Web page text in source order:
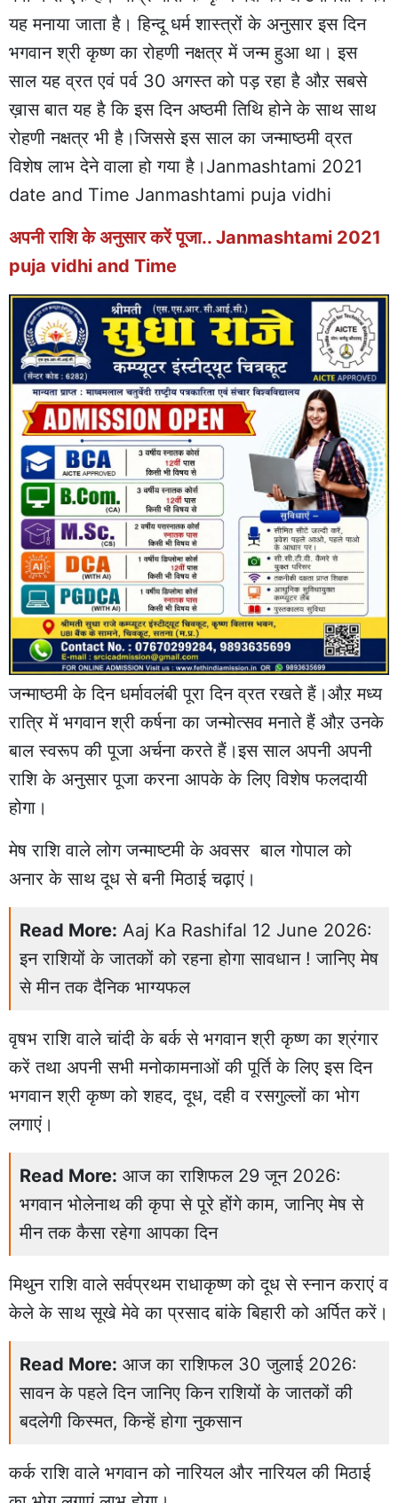
यह मनाया जाता है। हिन्दू धर्म शास्त्रों के अनुसार इस दिन
भगवान श्री कृष्ण का रोहणी नक्षत्र में जन्म हुआ था। इस
साल यह व्रत एवं पर्व 30 अगस्त को पड़ रहा है औऱ सबसे
ख़ास बात यह है कि इस दिन अष्ठमी तिथि होने के साथ साथ
रोहणी नक्षत्र भी है।जिससे इस साल का जन्माष्ठमी व्रत
विशेष लाभ देने वाला हो गया है।Janmashtami 2021
date and Time Janmashtami puja vidhi
अपनी राशि के अनुसार करें पूजा.. Janmashtami 2021
puja vidhi and Time
जन्माष्ठमी के दिन धर्मावलंबी पूरा दिन व्रत रखते हैं।औऱ मध्य
रात्रि में भगवान श्री कर्षना का जन्मोत्सव मनाते हैं औऱ उनके
बाल स्वरूप की पूजा अर्चना करते हैं।इस साल अपनी अपनी
राशि के अनुसार पूजा करना आपके के लिए विशेष फलदायी
होगा।
मेष राशि वाले लोग जन्माष्टमी के अवसर बाल गोपाल को
अनार के साथ दूध से बनी मिठाई चढ़ाएं।
Read More: Aaj Ka Rashifal 12 June 2026:
इन राशियों के जातकों को रहना होगा सावधान ! जानिए मेष
से मीन तक दैनिक भाग्यफल
वृषभ राशि वाले चांदी के बर्क से भगवान श्री कृष्ण का श्रंगार
करें तथा अपनी सभी मनोकामनाओं की पूर्ति के लिए इस दिन
भगवान श्री कृष्ण को शहद, दूध, दही व रसगुल्लों का भोग
लगाएं।
Read More: आज का राशिफल 29 जून 2026:
भगवान भोलेनाथ की कृपा से पूरे होंगे काम, जानिए मेष से
मीन तक कैसा रहेगा आपका दिन
मिथुन राशि वाले सर्वप्रथम राधाकृष्ण को दूध से स्नान कराएं व
केले के साथ सूखे मेवे का प्रसाद बांके बिहारी को अर्पित करें।
Read More: आज का राशिफल 30 जुलाई 2026:
सावन के पहले दिन जानिए किन राशियों के जातकों की
बदलेगी किस्मत, किन्हें होगा नुकसान
कर्क राशि वाले भगवान को नारियल और नारियल की मिठाई